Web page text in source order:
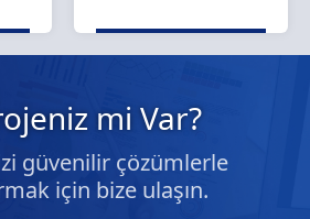
mi Var?
güvenilir çözümlerle
için bize ulaşın.